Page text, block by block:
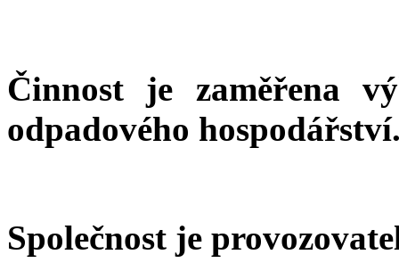
Činnost je zaměřena
odpadového
Společnost je